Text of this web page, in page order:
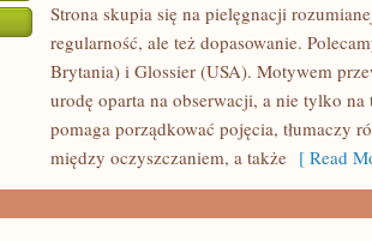
Strona skupia się na pielęgnacji
regularność, ale też dopasowanie.
Brytania) i Glossier (USA). Motywem
urodę oparta na obserwacji, a nie tylko
pomaga porządkować pojęcia, tłumaczy
między oczyszczaniem, a także [ Read